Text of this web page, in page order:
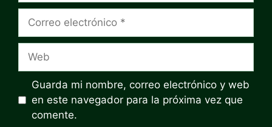
Correo
Web
Guarda mi nombre, correo electrónico y web
en este navegador para la próxima vez que
comente.